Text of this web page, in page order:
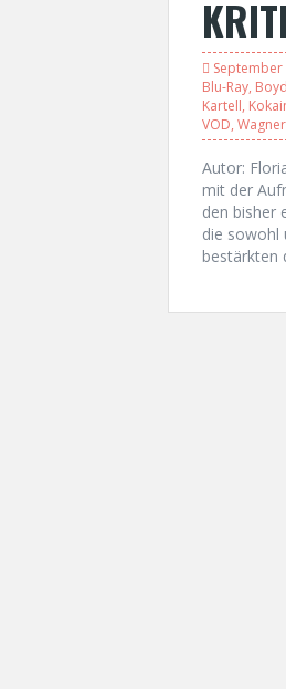
September
Blu-Ray,
Kartell,
VOD,
Autor:
mit der
den bisher
die sowohl
bestärkten